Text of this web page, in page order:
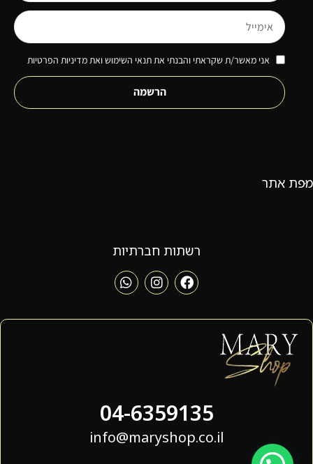
אני מאשר/ת שקראתי והבנתי את תנאי השימוש ואת מדיניות הפרטיות
הרשמה
מפת אתר
רשתות חברתיות
04-6359135
info@maryshop.co.il